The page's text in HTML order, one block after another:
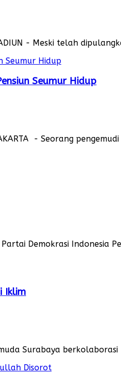
- Meski telah
Seumur Hidup
- Seorang
Demokrasi
Iklim
Surabaya